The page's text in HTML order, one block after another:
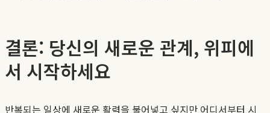
결론: 당신의 새로운 관계, 위피에
서 시작하세요
반복되는 일상에 새로운 활력을 불어넣고 싶지만 어디서부터 시